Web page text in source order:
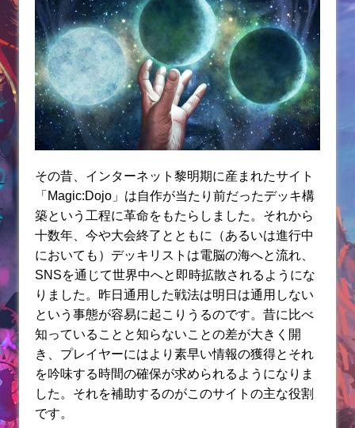
その昔、インターネット黎明期に産まれたサイト
「Magic:Dojo」は自作が当たり前だったデッキ構
築という工程に革命をもたらしました。それから
十数年、今や大会終了とともに（あるいは進行中
においても）デッキリストは電脳の海へと流れ、
SNSを通じて世界中へと即時拡散されるようにな
りました。昨日通用した戦法は明日は通用しない
という事態が容易に起こりうるのです。昔に比べ
知っていることと知らないことの差が大きく開
き、プレイヤーにはより素早い情報の獲得とそれ
を吟味する時間の確保が求められるようになりま
した。それを補助するのがこのサイトの主な役割
です。